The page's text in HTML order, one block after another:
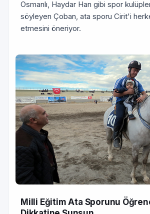
Osmanlı, Haydar Han gibi spor
söyleyen Çoban, ata sporu Cirit'i
etmesini öneriyor.
Milli Eğitim Ata Sporunu